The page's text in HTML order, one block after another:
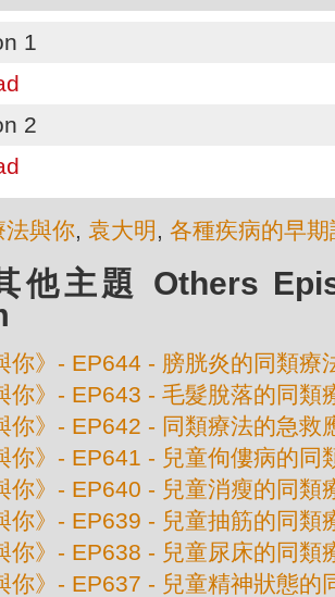
1
2
法與你, 袁大明 , 各種疾病的早期
他主題 Others
你》- EP644 - 膀胱炎的同類療
你》- EP643 - 毛髮脫落的同類
你》- EP642 - 同類療法的急救
你》- EP641 - 兒童佝僂病的同
你》- EP640 - 兒童消瘦的同類
你》- EP639 - 兒童抽筋的同類
你》- EP638 - 兒童尿床的同類
你》- EP637 - 兒童精神狀態的